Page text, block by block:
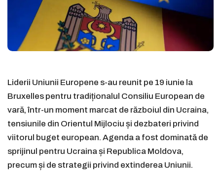
Liderii Uniunii Europene s-au reunit pe 19 iunie la
Bruxelles pentru tradiționalul Consiliu European de
vară, într-un moment marcat de războiul din Ucraina,
tensiunile din Orientul Mijlociu și dezbateri privind
viitorul buget european. Agenda a fost dominată de
sprijinul pentru Ucraina și Republica Moldova,
precum și de strategii privind extinderea Uniunii.